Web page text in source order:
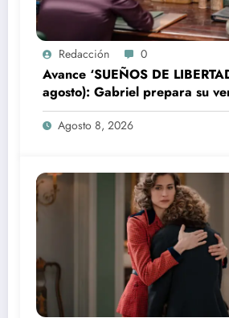
Redacción 0
Avance ‘SUEÑOS DE
agosto): Gabriel prepara su
Agosto 8, 2026